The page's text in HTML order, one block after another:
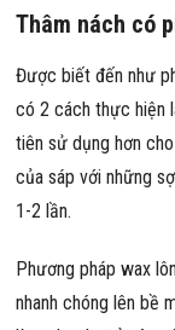
Thâm nách có
Được biết đến như
có 2 cách thực hiện
tiên sử dụng hơn
của sáp với những
1-2 lần.
Phương pháp wax
nhanh chóng lên bề